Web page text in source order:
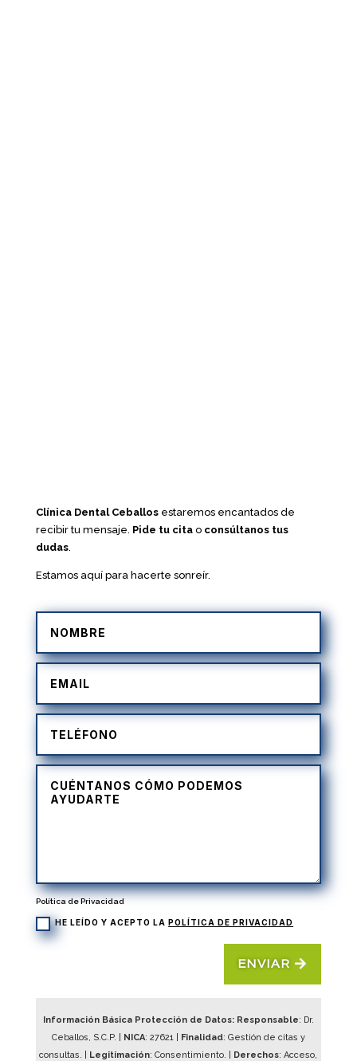
Clínica Dental Ceballosestaremos encantados de
recibir tu mensaje. Pide tu citao consúltanos tus
dudas.
Estamos aquí para hacerte sonreír.
Política de Privacidad
HE LEÍDO Y ACEPTO LA POLÍTICA DE PRIVACIDAD
ENVIAR
Información Básica Protección de Datos: Responsable: Dr.
Ceballos, S.C.P. |
NICA: 27621| Finalidad: Gestión de citas y
consultas. |
Legitimación: Consentimiento. | Derechos: Acceso,